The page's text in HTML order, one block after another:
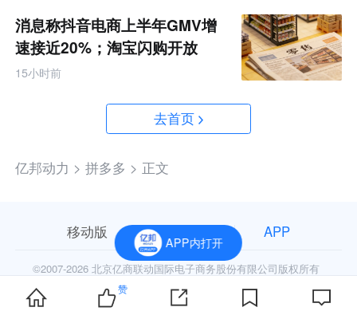
消息称抖音电商上半年GMV增
速接近20%；淘宝闪购开放
MCP能力丨零售电商周报
15小时前
去首页
亿邦动力 > 拼多多 > 正文
APP内打开
赞
移动版 电脑版 APP
©2007-2026 北京亿商联动国际电子商务股份有限公司版权所有
京公网安备11010602006906号